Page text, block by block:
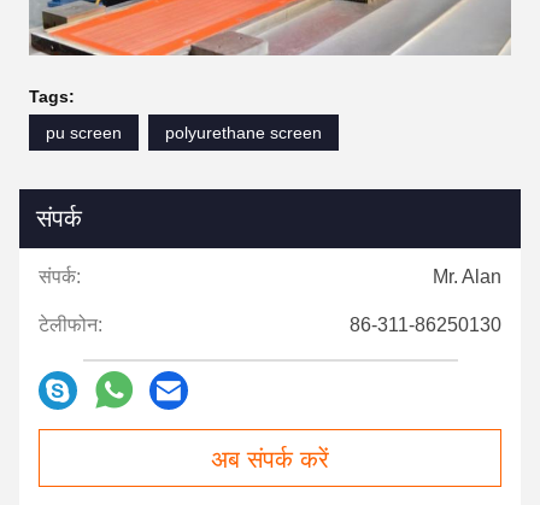
Tags:
pu screen
polyurethane screen
संपर्क
संपर्क: Mr. Alan
टेलीफोन: 86-311-86250130
अब संपर्क करें